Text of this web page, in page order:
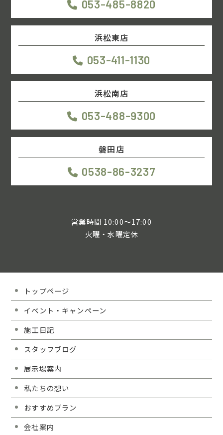
053-485-8820
浜松東店
053-411-1130
浜松南店
053-488-9300
磐田店
0538-86-3237
営業時間 10:00～17:00
火曜・水曜定休
トップページ
イベント・キャンペーン
施工日記
スタッフブログ
展示場案内
私たちの想い
おすすめプラン
会社案内